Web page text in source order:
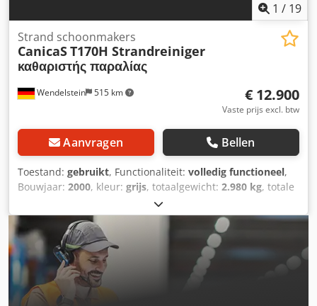
1 / 19
Wendelstein 515 km
Strand schoonmakers
CanicaST170H Strandreiniger
καθαριστής παραλίας
€ 12.900
Vaste prijs excl. btw
Aanvragen Bellen
Toestand: gebruikt, Functionaliteit: volledig functioneel,
Bouwjaar: 2000, kleur: grijs, totaalgewicht: 2.980 kg, totale
, totale lengte:
2.540 mm, werkbreedte:1.700 mm, Strandreiniger: +
CanicaS + Type T170 H + Aandrijving voor band en hark via
aftakas (540 of 1000 tpm) + Nieuwe band + Koppeldriehoek
voor trekker + Egaliseermes en opvangbak hydraulisch
bediend Dcodsy Tmqpopfx Afaok + Bouwjaar 2000 +
Volledig verzinkt + Benodigde tractorvermogen: 60 pk +